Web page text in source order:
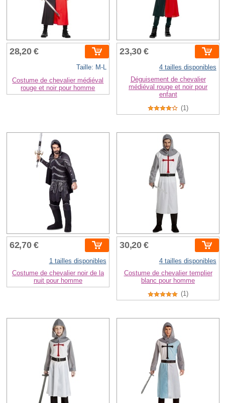
28,20 €
Taille: M-L
Costume de chevalier médiéval
rouge et noir pour homme
23,30 €
4 tailles disponibles
Déguisement de chevalier
médiéval rouge et noir pour
enfant
(1)
62,70 €
1 tailles disponibles
Costume de chevalier noir de la
nuit pour homme
30,20 €
4 tailles disponibles
Costume de chevalier templier
blanc pour homme
(1)